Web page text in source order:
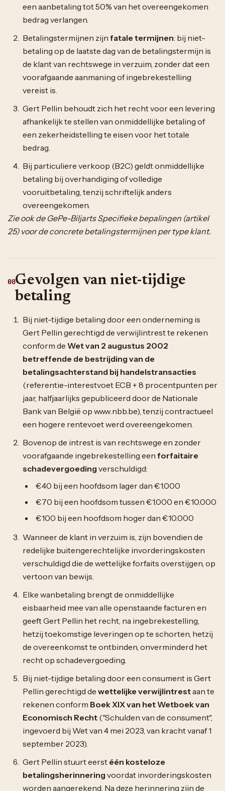
een aanbetaling tot 50% van het overeengekomen
bedrag verlangen.
Betalingstermijnen zijn fatale termijnen: bij niet-
betaling op de laatste dag van de betalingstermijn is
de klant van rechtswege in verzuim, zonder dat een
voorafgaande aanmaning of ingebrekestelling
vereist is.
Gert Pellin behoudt zich het recht voor een levering
afhankelijk te stellen van onmiddellijke betaling of
een zekerheidstelling te eisen voor het totale
bedrag.
Bij particuliere verkoop (B2C) geldt onmiddellijke
betaling bij overhandiging of volledige
vooruitbetaling, tenzij schriftelijk anders
overeengekomen.
Zie ook de GePe-Biljarts Specifieke bepalingen (artikel
25) voor de concrete betalingstermijnen per type klant.
08Gevolgen van niet-tijdige
betaling
Bij niet-tijdige betaling door een onderneming is
Gert Pellin gerechtigd de verwijlintrest te rekenen
conform de Wet van 2 augustus 2002
betreffende de bestrijding van de
betalingsachterstand bij handelstransacties
(referentie-interestvoet ECB + 8 procentpunten per
jaar, halfjaarlijks gepubliceerd door de Nationale
Bank van België op www.nbb.be), tenzij contractueel
een hogere rentevoet werd overeengekomen.
Bovenop de intrest is van rechtswege en zonder
voorafgaande ingebrekestelling een forfaitaire
schadevergoeding verschuldigd:
€40 bij een hoofdsom lager dan €1.000
€70 bij een hoofdsom tussen €1.000 en €10.000
€100 bij een hoofdsom hoger dan €10.000
Wanneer de klant in verzuim is, zijn bovendien de
redelijke buitengerechtelijke invorderingskosten
verschuldigd die de wettelijke forfaits overstijgen, op
vertoon van bewijs.
Elke wanbetaling brengt de onmiddellijke
eisbaarheid mee van alle openstaande facturen en
geeft Gert Pellin het recht, na ingebrekestelling,
hetzij toekomstige leveringen op te schorten, hetzij
de overeenkomst te ontbinden, onverminderd het
recht op schadevergoeding.
Bij niet-tijdige betaling door een consument is Gert
Pellin gerechtigd de wettelijke verwijlintrestaan te
rekenen conform Boek XIX van het Wetboek van
Economisch Recht ("Schulden van de consument",
ingevoerd bij Wet van 4 mei 2023, van kracht vanaf 1
september 2023).
Gert Pellin stuurt eerst één kosteloze
betalingsherinnering voordat invorderingskosten
worden aangerekend. Na deze herinnering zijn de